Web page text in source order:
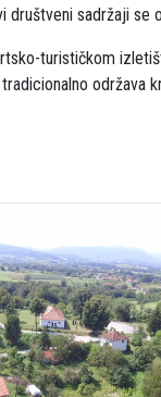
društveni sadržaji
turističkom